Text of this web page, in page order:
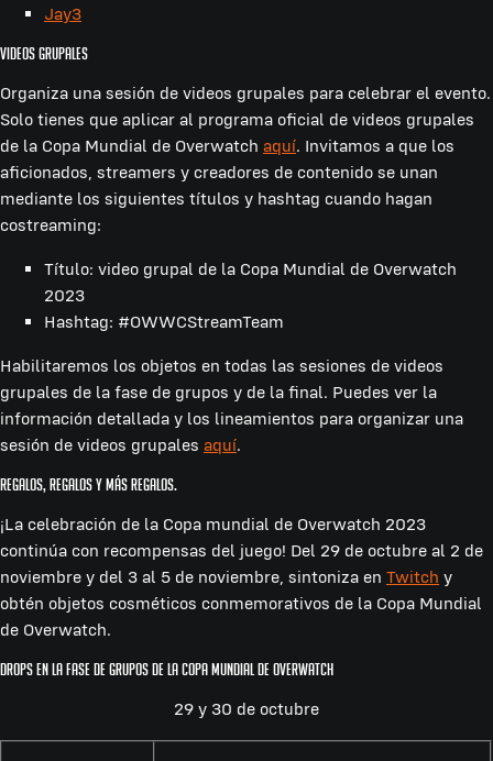
Jay3
Videos grupales
Organiza una sesión de videos grupales para celebrar el evento.
Solo tienes que aplicar al programa oficial de videos grupales
de la Copa Mundial de Overwatch aquí. Invitamos a que los
aficionados, streamers y creadores de contenido se unan
mediante los siguientes títulos y hashtag cuando hagan
costreaming:
Título: video grupal de la Copa Mundial de Overwatch
2023
Hashtag: #OWWCStreamTeam
Habilitaremos los objetos en todas las sesiones de videos
grupales de la fase de grupos y de la final. Puedes ver la
información detallada y los lineamientos para organizar una
sesión de videos grupales aquí.
Regalos, regalos y más regalos.
¡La celebración de la Copa mundial de Overwatch 2023
continúa con recompensas del juego! Del 29 de octubre al 2 de
noviembre y del 3 al 5 de noviembre, sintoniza en Twitch y
obtén objetos cosméticos conmemorativos de la Copa Mundial
de Overwatch.
Drops en la fase de grupos de la Copa Mundial de Overwatch
29 y 30 de octubre